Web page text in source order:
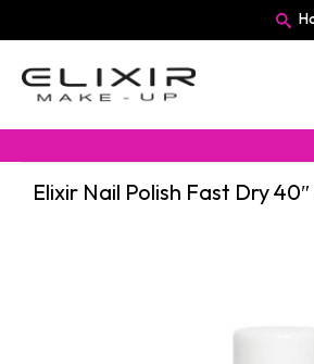
Elixir Nail Polish Fast Dry